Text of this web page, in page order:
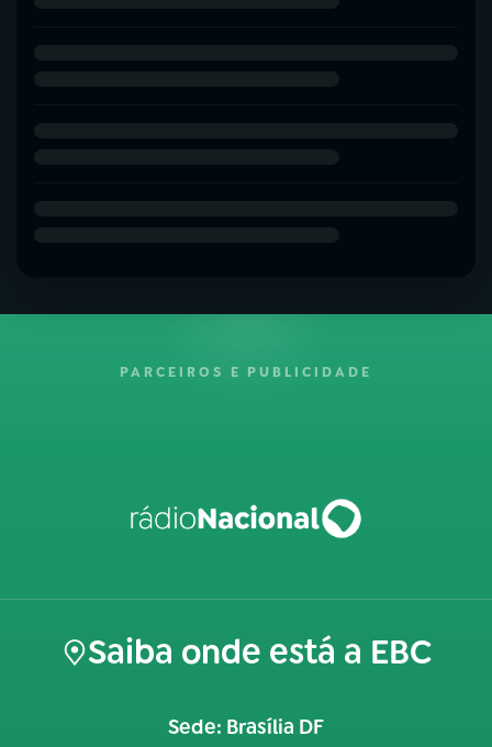
PARCEIROS E PUBLICIDADE
Saiba onde está a EBC
Sede: Brasília DF